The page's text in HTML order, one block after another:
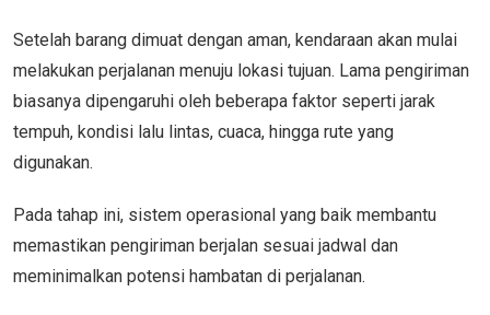
Setelah barang dimuat dengan aman, kendaraan akan mulai
melakukan perjalanan menuju lokasi tujuan. Lama pengiriman
biasanya dipengaruhi oleh beberapa faktor seperti jarak
tempuh, kondisi lalu lintas, cuaca, hingga rute yang
digunakan.
Pada tahap ini, sistem operasional yang baik membantu
memastikan pengiriman berjalan sesuai jadwal dan
meminimalkan potensi hambatan di perjalanan.